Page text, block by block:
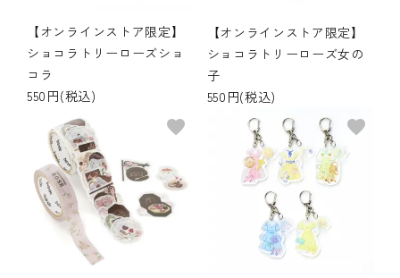
【オンラインストア限定】
ショコラトリーローズショ
コラ
550円(税込)
【オンラインストア限定】
ショコラトリーローズ女の
子
550円(税込)
favorite favorite